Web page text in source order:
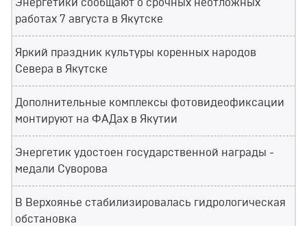
Энергетики сообщают о срочных неотложных
работах 7 августа в Якутске
Яркий праздник культуры коренных народов
Севера в Якутске
Дополнительные комплексы фотовидеофиксации
монтируют на ФАДах в Якутии
Энергетик удостоен государственной награды -
медали Суворова
В Верхоянье стабилизировалась гидрологическая
обстановка